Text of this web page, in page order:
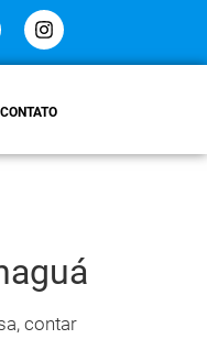
CONTATO
contar